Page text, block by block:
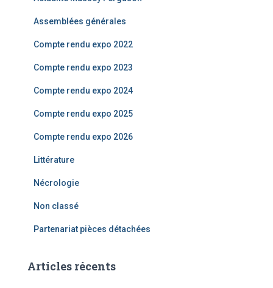
Assemblées générales
Compte rendu expo 2022
Compte rendu expo 2023
Compte rendu expo 2024
Compte rendu expo 2025
Compte rendu expo 2026
Littérature
Nécrologie
Non classé
Partenariat pièces détachées
Articles récents